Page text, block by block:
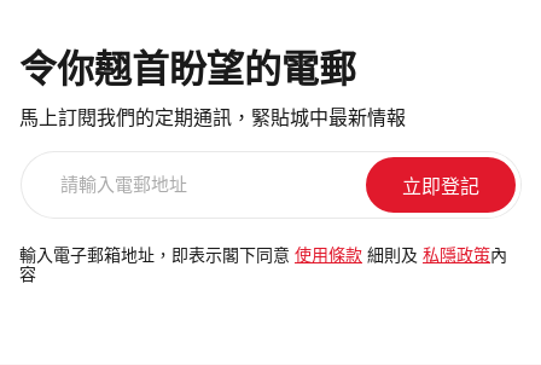
令你翹首盼望的電郵
馬上訂閱我們的定期通訊，緊貼城中最新情報
電
郵
輸入電子郵箱地址，即表示閣下同意 使用條款 細則及 私隱政策 內
容